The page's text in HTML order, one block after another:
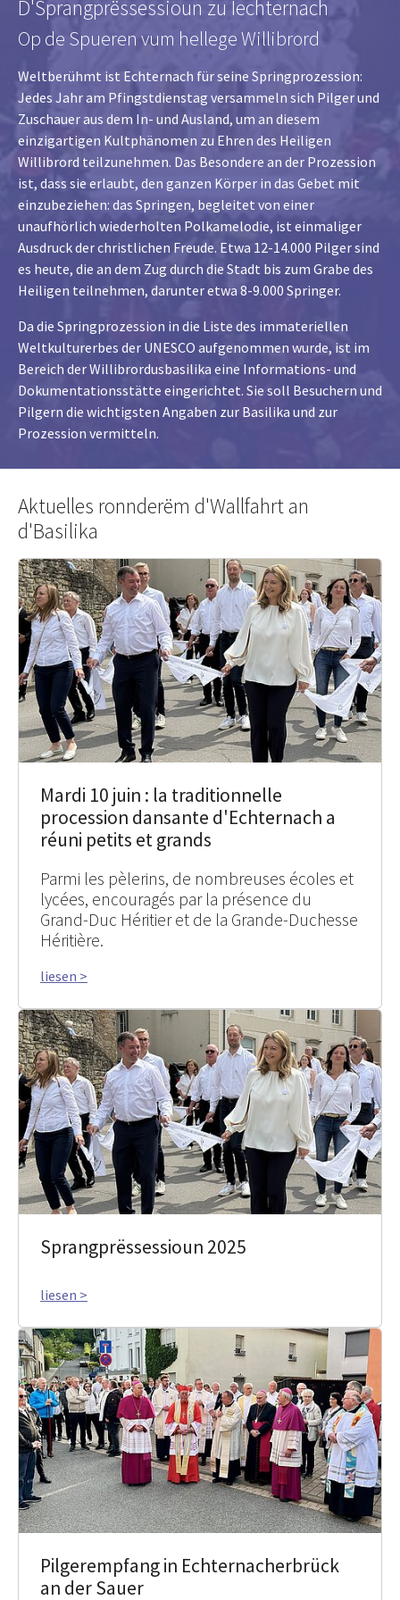
D'Sprangprëssessioun zu Iechternach
Op de Spueren vum hellege Willibrord
Weltberühmt ist Echternach für seine Springprozession:
Jedes Jahr am Pfingstdienstag versammeln sich Pilger und
Zuschauer aus dem In- und Ausland, um an diesem
einzigartigen Kultphänomen zu Ehren des Heiligen
Willibrord teilzunehmen. Das Besondere an der Prozession
ist, dass sie erlaubt, den ganzen Körper in das Gebet mit
einzubeziehen: das Springen, begleitet von einer
unaufhörlich wiederholten Polkamelodie, ist einmaliger
Ausdruck der christlichen Freude. Etwa 12-14.000 Pilger sind
es heute, die an dem Zug durch die Stadt bis zum Grabe des
Heiligen teilnehmen, darunter etwa 8-9.000 Springer.
Da die Springprozession in die Liste des immateriellen
Weltkulturerbes der UNESCO aufgenommen wurde, ist im
Bereich der Willibrordusbasilika eine Informations- und
Dokumentationsstätte eingerichtet. Sie soll Besuchern und
Pilgern die wichtigsten Angaben zur Basilika und zur
Prozession vermitteln.
Aktuelles ronnderëm d'Wallfahrt an
d'Basilika
Mardi 10 juin : la traditionnelle
procession dansante d'Echternach a
réuni petits et grands
Parmi les pèlerins, de nombreuses écoles et
lycées, encouragés par la présence du
Grand-Duc Héritier et de la Grande-Duchesse
Héritière.
liesen >
Sprangprëssessioun 2025
liesen >
Pilgerempfang in Echternacherbrück
an der Sauer